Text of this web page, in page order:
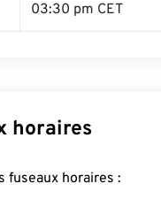
03:30 pm CET
horaires
fuseaux horaires :